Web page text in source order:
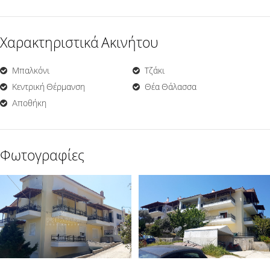
Χαρακτηριστικά Ακινήτου
Μπαλκόνι
Τζάκι
Κεντρική Θέρμανση
Θέα Θάλασσα
Aποθήκη
Φωτογραφίες